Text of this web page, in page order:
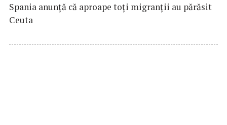
Spania anunţă că aproape toţi migranţii au părăsit
Ceuta